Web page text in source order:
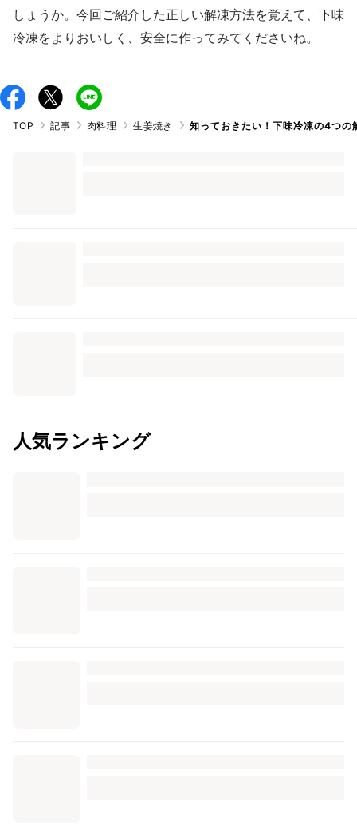
しょうか。今回ご紹介した正しい解凍方法を覚えて、下味
冷凍をよりおいしく、安全に作ってみてくださいね。
TOP 記事 肉料理 生姜焼き 知っておきたい！下味冷凍の4つの
人気ランキング